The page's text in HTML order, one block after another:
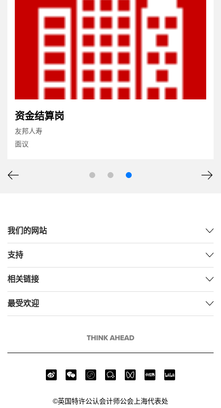
资金结算岗
友邦人寿
面议
我们的网站
支持
相关链接
最受欢迎
©英国特许公认会计师公会上海代表处